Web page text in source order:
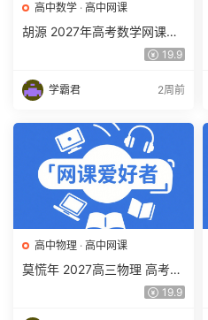
高中数学 · 高中网课
胡源 2027年高考数学网课教
程 高三数学 一轮复习暑假班
19.9
学霸君 2周前
高中物理 · 高中网课
莫慌年 2027高三物理 高考物
19.9